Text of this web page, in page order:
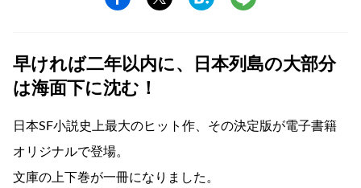
早ければ二年以内に、日本列島の大部分
は海面下に沈む！
日本SF小説史上最大のヒット作、その決定版が電子書籍
オリジナルで登場。
文庫の上下巻が一冊になりました。